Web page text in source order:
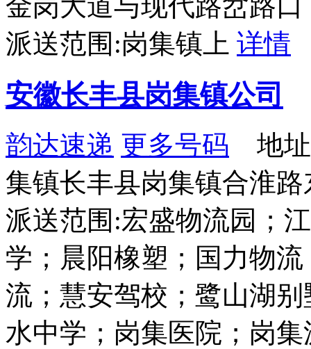
派送范围:岗集镇上 详情
安徽长丰县岗集镇公司
韵达速递 更多号码 地址
集镇长丰县岗集镇合淮
派送范围:宏盛物流园；
学；晨阳橡塑；国力物
流；慧安驾校；鹭山湖
水中学；岗集医院；岗